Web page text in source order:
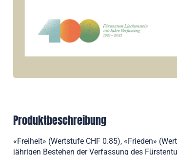
Produktbeschreibung
«Freiheit» (Wertstufe CHF 0.85), «Frieden»
jährigen Bestehen der Verfassung des